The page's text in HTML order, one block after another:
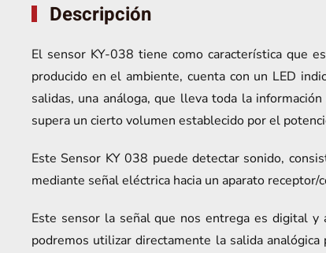
Descripción
El sensor KY-038 tiene como característica que
producido en el ambiente, cuenta con un LED
salidas, una análoga, que lleva toda la
supera un cierto volumen establecido por el
Este Sensor KY 038 puede detectar sonido,
mediante señal eléctrica hacia un aparato receptor/
Este sensor la señal que nos entrega es digital y
podremos utilizar directamente la salida